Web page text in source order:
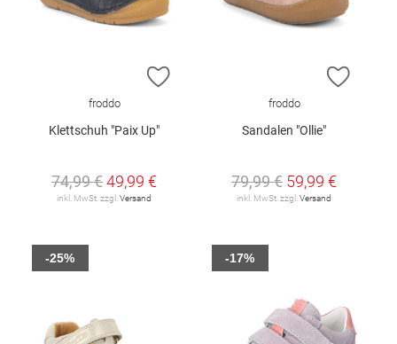
ZUR WUNSCHLISTE HINZUFÜGEN
froddo
Klettschuh "Paix Up"
74,99 €49,99 €
inkl. MwSt. zzgl.Versand
ZUR
froddo
Sandalen "Ollie"
79,99 € 59,99 €
inkl. MwSt. zzgl.Versand
-25% -17%